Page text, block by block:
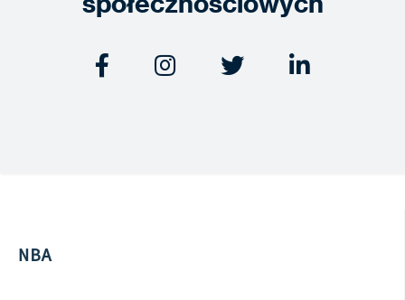
   
NBA